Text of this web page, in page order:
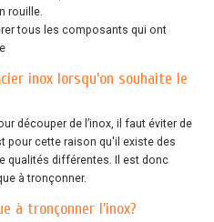
rouille.
tous les composants qui ont
inox lorsqu’on souhaite le
découper de l’inox, il faut éviter de
pour cette raison qu'il existe des
qualités différentes. Il est donc
à tronçonner.
à tronçonner l’inox?